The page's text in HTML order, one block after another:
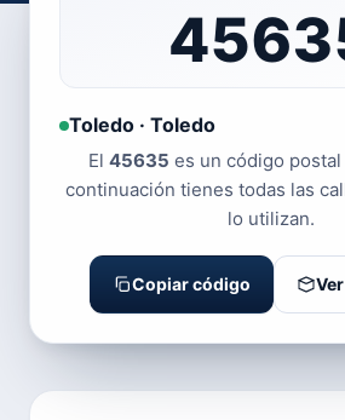
Toledo · Toledo
El 45635 es un código
continuación tienes todas las
lo utilizan.
Copiar código